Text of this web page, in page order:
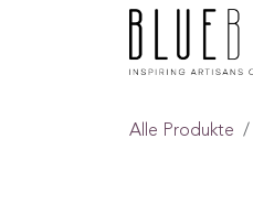
ZUM INHALT SPRINGEN
Alle Produkte